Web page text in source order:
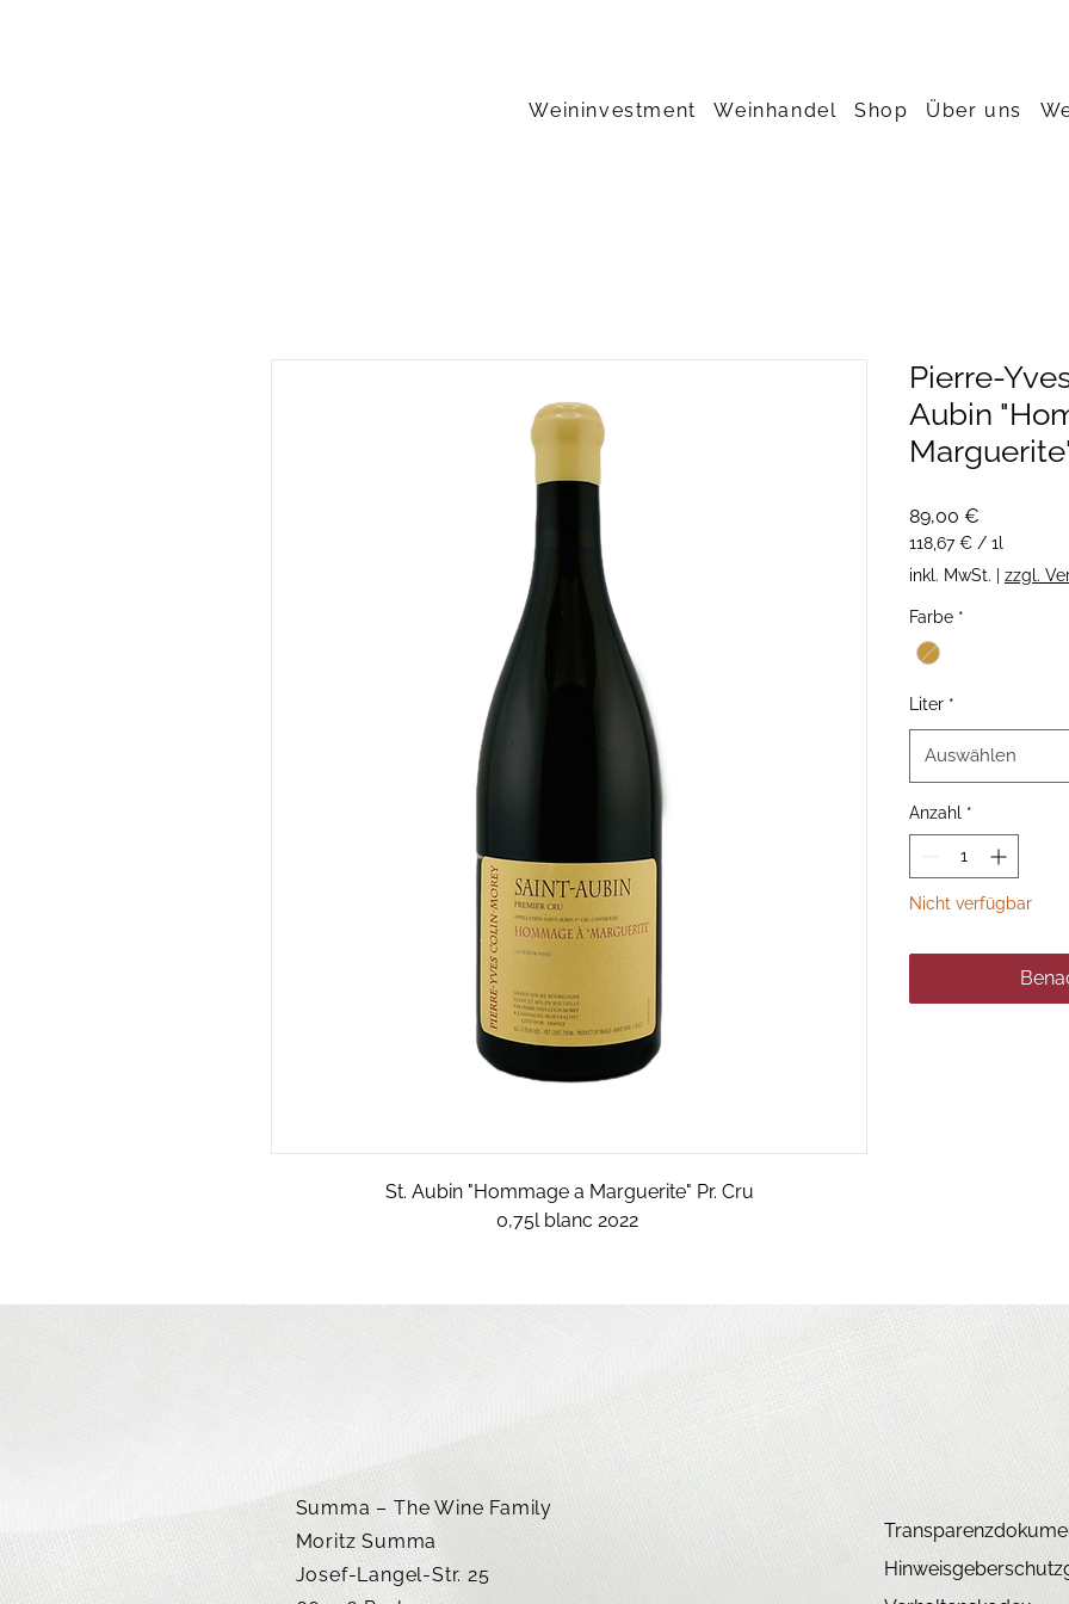
Weininvestment Weinhandel Shop Über uns
St. Aubin "Hommage a Marguerite" Pr. Cru
0,75l blanc 2022
Pierre-
Aubin
89,00 €
118,67 € / 1l
118,67 €
1
inkl. MwSt. zzgl.
Farbe *
Liter *
Auswählen
Anzahl *
Nicht verfügbar
Summa – The Wine Family
Moritz Summa
Josef-Langel-Str. 25